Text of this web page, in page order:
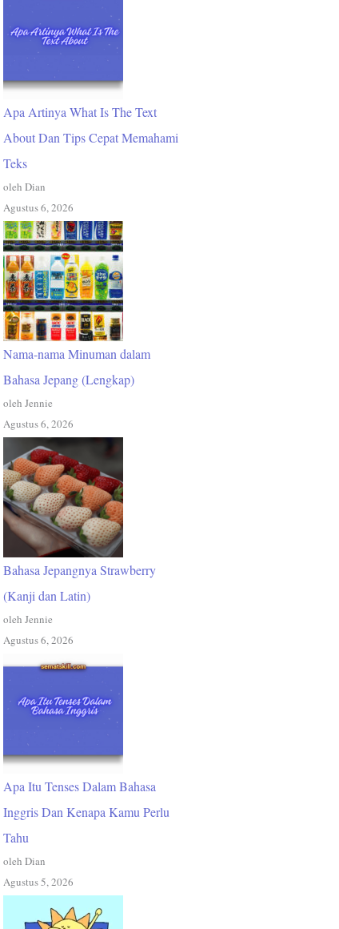
Apa Artinya What Is The Text
About Dan Tips Cepat Memahami
Teks
oleh Dian
Agustus 6, 2026
Nama-nama Minuman dalam
Bahasa Jepang (Lengkap)
oleh Jennie
Agustus 6, 2026
Bahasa Jepangnya Strawberry
(Kanji dan Latin)
oleh Jennie
Agustus 6, 2026
Apa Itu Tenses Dalam Bahasa
Inggris Dan Kenapa Kamu Perlu
Tahu
oleh Dian
Agustus 5, 2026